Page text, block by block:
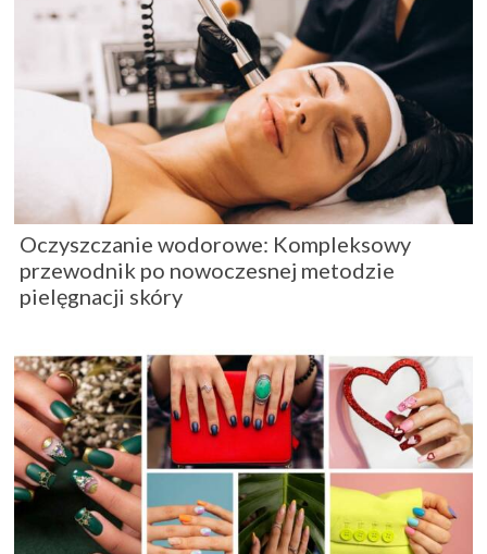
Oczyszczanie wodorowe: Kompleksowy
przewodnik po nowoczesnej metodzie
pielęgnacji skóry